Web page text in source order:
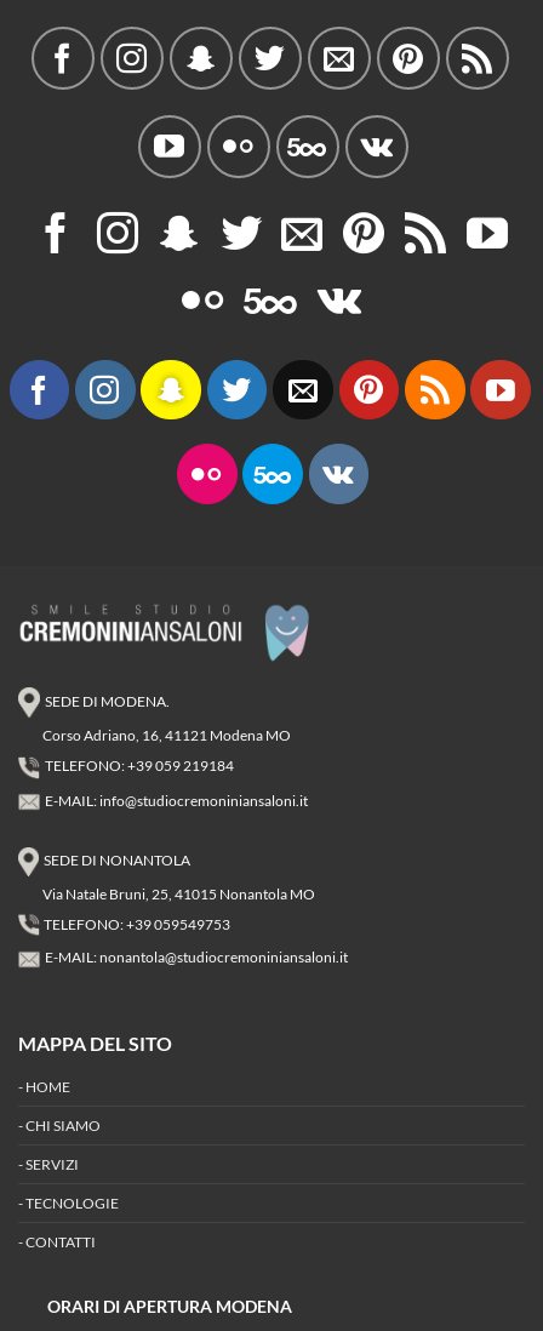
SEDE DI MODENA.
Corso Adriano, 16, 41121 Modena MO
TELEFONO: +39 059 219184
E-MAIL: info@studiocremoniniansaloni.it
SEDE DI NONANTOLA
Via Natale Bruni, 25, 41015 Nonantola MO
TELEFONO: +39 059549753
E-MAIL:nonantola@studiocremoniniansaloni.it
MAPPA DEL SITO
- HOME
-CHI SIAMO
-SERVIZI
-TECNOLOGIE
-CONTATTI
ORARI DI APERTURA MODENA